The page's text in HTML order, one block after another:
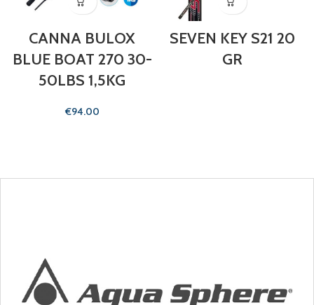
CANNA BULOX
BLUE BOAT 270 30-
50LBS 1,5KG
€
SEVEN KEY S21 20
GR